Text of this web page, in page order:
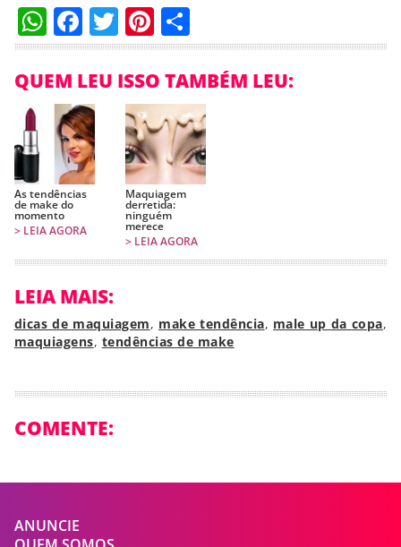
WhatsApp
Facebook
TwitterPinterest
Compartilhar
QUEM LEU ISSO TAMBÉM LEU:
As tendências
de make do
momento
> LEIA AGORA
Maquiagem
derretida:
ninguém
merece
> LEIA AGORA
LEIA MAIS:
dicas de maquiagem, make tendência, male up da copa,
maquiagens, tendências de make
COMENTE:
ANUNCIE